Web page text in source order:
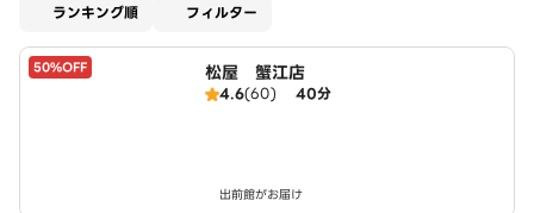
ランキング順 フィルター
50%OFF 松屋 蟹江店
4.6(60) 40分
出前館がお届け